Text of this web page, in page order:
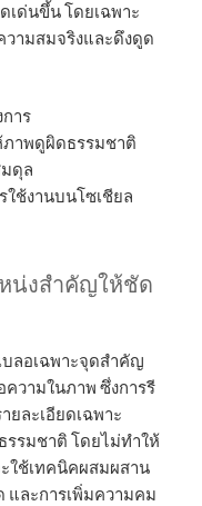
เด่นขึ้น โดยเฉพาะ
ามสมจริงและดึงดูด
าร
ภาพดูผิดธรรมชาติ
ดุล
ใช้งานบนโซเชียล
น่งสำคัญให้ชัด
บลอเฉพาะจุดสำคัญ
ความในภาพ ซึ่งการรี
ยละเอียดเฉพาะ
รมชาติ โดยไม่ทำให้
ใช้เทคนิคผสมผสาน
และการเพิ่มความคม